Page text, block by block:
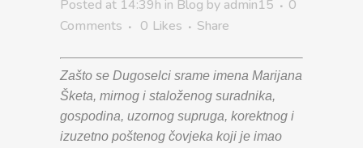
Posted at 14:39h in Blog by admin15
0
Comments
0 Likes Share
Zašto se Dugoselci srame imena Marijana
Šketa, mirnog i staloženog suradnika,
gospodina, uzornog supruga, korektnog i
izuzetno poštenog čovjeka koji je imao